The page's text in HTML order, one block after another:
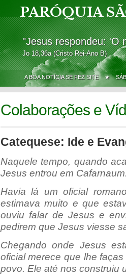
PARÓQUIA
"Jesus respondeu: 'O
Jo 18,36a (Cristo Rei-Ano B)
A BOA NOTÍCIA SE FEZ SITE ★
Colaborações e
Catequese: Ide e
Naquele tempo, quando
Jesus entrou em
Havia lá um oficial
estimava muito e que
ouviu falar de Jesus e
pedirem que Jesus viesse
Chegando onde Jesus
oficial merece que lhe
povo. Ele até nos construiu